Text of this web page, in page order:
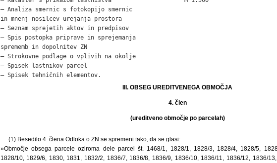
– Analiza smernic s fotokopijo smernic
in mnenj nosilcev urejanja prostora
– Seznam sprejetih aktov in predpisov
– Spis postopka priprave in sprejemanja
sprememb in dopolnitev ZN
– Strokovne podlage o vplivih na okolje
– Spisek lastnikov parcel
– Spisek tehničnih elementov.
III. OBSEG UREDITVENEGA OBMOČJA
4. člen
(ureditveno območje po parcelah)
(1) Besedilo 4. člena Odloka o ZN se spremeni tako, da se glasi:
»Območje obsega parcele oziroma dele parcel št. 1468/1, 1828/1, 1828/3, 1828/4, 1828/5,
1828/10, 1829/6, 1830, 1831, 1832/2, 1836/7, 1836/8, 1836/9, 1836/10, 1836/11, 1836/12, 1836/